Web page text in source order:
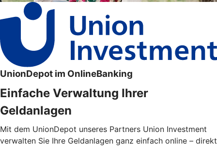
UnionDepot im OnlineBanking
Einfache Verwaltung Ihrer
Geldanlagen
Mit dem UnionDepot unseres Partners Union Investment
verwalten Sie Ihre Geldanlagen ganz einfach online – direkt